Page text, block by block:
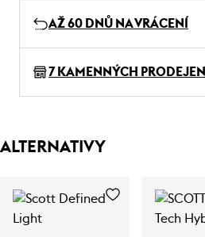
AŽ 60 DNŮ NA VRÁCENÍ
7 KAMENNÝCH PRODEJEN
ALTERNATIVY